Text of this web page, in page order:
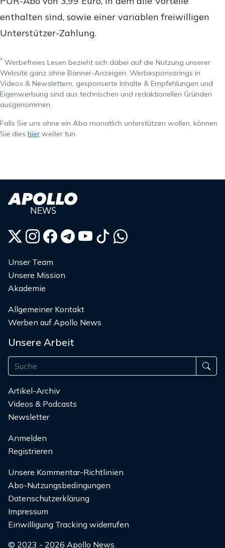
enthalten sind, sowie einer variablen freiwilligen
Unterstützer-Zahlung.
* Werbefreies Lesen bezieht sich dabei auf die Nutzung unserer
Website ganz ohne Banner-Anzeigen. Werbesponsorings in
Videos & Newslettern, gesponserte Inhalte & Empfehlungen und
Eigenwerbung sind aus technischen und redaktionellen Gründen
ausgenommen.
Falls Sie uns ohne ein Abo monatlich unterstützen wollen, können
Sie dies hier weiter tun.
Unser Team
Unsere Mission
Akademie
Allgemeiner Kontakt
Werben auf Apollo News
Unsere Arbeit
Artikel-Archiv
Videos & Podcasts
Newsletter
Anmelden
Registrieren
Unsere Kommentar-Richtlinien
Abo-Nutzungsbedingungen
Datenschutzerklärung
Impressum
Einwilligung Tracking widerrufen
© 2023 - 2026 Apollo News